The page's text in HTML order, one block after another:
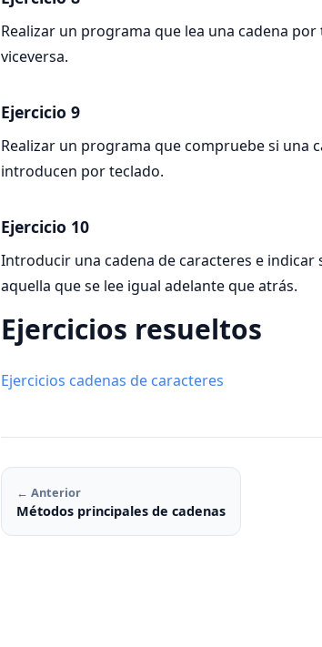
Realizar un programa que lea una cadena
viceversa.
Ejercicio 9
Realizar un programa que compruebe si una
introducen por teclado.
Ejercicio 10
Introducir una cadena de caracteres e
aquella que se lee igual adelante que atrás.
Ejercicios resueltos
Ejercicios cadenas de caracteres
← Anterior
Métodos principales de cadenas